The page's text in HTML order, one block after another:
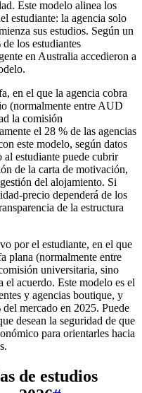
Este modelo alinea los
estudiante: la agencia solo
sus estudios. Según un
los estudiantes
en Australia accedieron a
en el que la agencia cobra
(normalmente entre AUD
la comisión
el 28 % de las agencias
este modelo, según datos
estudiante puede cubrir
de la carta de motivación,
del alojamiento. Si
precio dependerá de los
de la estructura
por el estudiante, en el que
plana (normalmente entre
universitaria, sino
el acuerdo. Este modelo es el
y agencias boutique, y
mercado en 2025. Puede
desean la seguridad de que
para orientarles hacia
de estudios